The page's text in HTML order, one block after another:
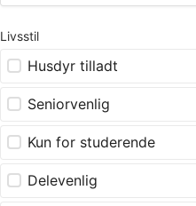
Livsstil
Husdyr tilladt
Seniorvenlig
Kun for studerende
Delevenlig